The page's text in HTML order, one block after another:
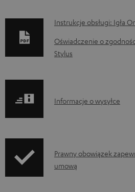
D
o
k
e
d
Instrukcje obsługi: Igła
Oświadczenie o
Stylus
I
o
r
Informacje o wysyłce
I
n
Prawny obowiązek
umową